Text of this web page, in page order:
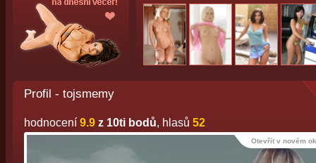
Profil - tojsmemy
hodnocení9.9z 10ti bodů, hlasů 52
Otevřít v novém